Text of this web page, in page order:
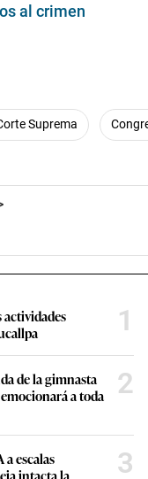
al crimen
Suprema
actividades
1
de la gimnasta
a toda
2
a escalas
intacta la
3